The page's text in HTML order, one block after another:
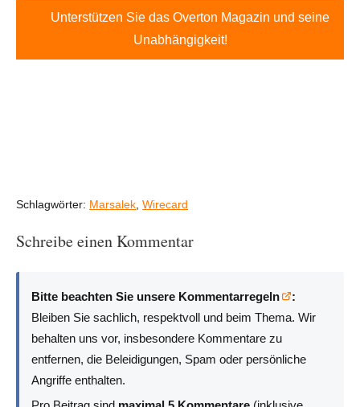
Unterstützen Sie das Overton Magazin und seine
Unabhängigkeit!
Schlagwörter: Marsalek Wirecard
Schreibe einen Kommentar
Bitte beachten Sie unsere Kommentarregeln
:
Bleiben Sie sachlich, respektvoll und beim Thema. Wir
behalten uns vor, insbesondere Kommentare zu
entfernen, die Beleidigungen, Spam oder persönliche
Angriffe enthalten.